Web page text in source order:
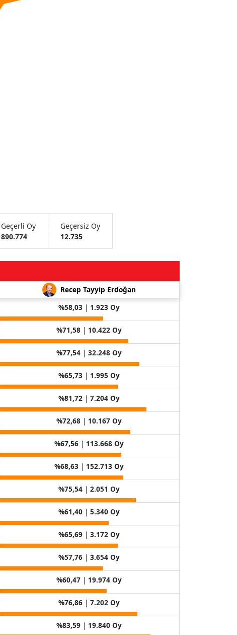
Geçerli Oy
890.774
Geçersiz Oy
12.735
Recep Tayyip Erdoğan
%58,03| 1.923 Oy
%71,58| 10.422 Oy
%77,54| 32.248 Oy
%65,73| 1.995 Oy
%81,72| 7.204 Oy
%72,68| 10.167 Oy
%67,56| 113.668 Oy
%68,63| 152.713 Oy
%75,54| 2.051 Oy
%61,40| 5.340 Oy
%65,69| 3.172 Oy
%57,76| 3.654 Oy
%60,47| 19.974 Oy
%76,86| 7.202 Oy
%83,59| 19.840 Oy